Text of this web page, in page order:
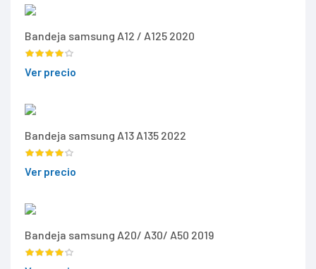
Bandeja samsung A12 / A125 2020
Ver precio
Bandeja samsung A13 A135 2022
Ver precio
Bandeja samsung A20/ A30/ A50 2019